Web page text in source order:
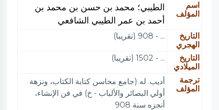
اسم
المؤلف
الطيبي؛ محمد بن حسن بن محمد بن
أحمد بن عمر الطيبي الشافعي
التاريخ
الهجري
... - 908 (تقريبا)
التاريخ
الميلادي
... - 1502 (تقريبا)
ترجمة
المؤلف
أديب. له (جامع محاسن كتابة الكتاب، ونزهة
أولي البصائر والألباب - خ) في فن الإنشاء،
أنجزه سنة 908